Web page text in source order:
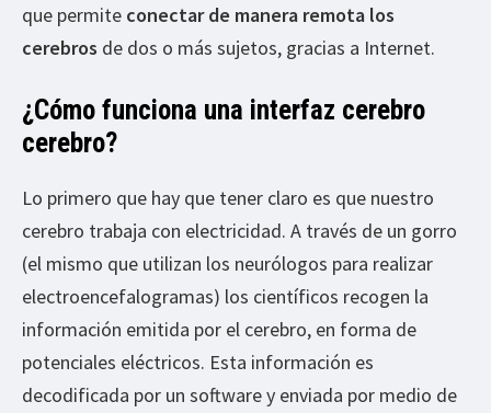
que permite conectar de manera remota los
cerebros de dos o más sujetos, gracias a Internet.
¿Cómo funciona una interfaz cerebro
cerebro?
Lo primero que hay que tener claro es que nuestro
cerebro trabaja con electricidad. A través de un gorro
(el mismo que utilizan los neurólogos para realizar
electroencefalogramas) los científicos recogen la
información emitida por el cerebro, en forma de
potenciales eléctricos. Esta información es
decodificada por un software y enviada por medio de